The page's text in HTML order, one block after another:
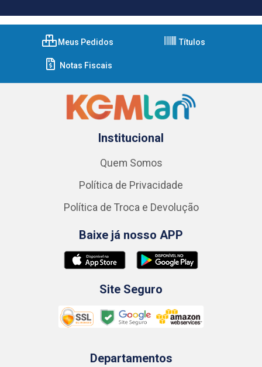
Meus Pedidos Títulos
Notas Fiscais
Institucional
Quem Somos
Política de Privacidade
Política de Troca e Devolução
Baixe já nosso APP
Site Seguro
Departamentos